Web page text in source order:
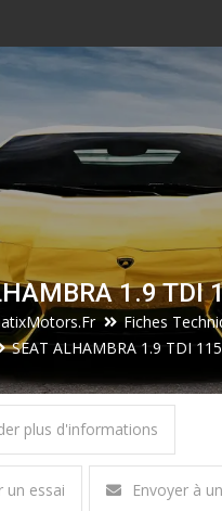
1.9 TDI
Fiches
SEAT ALHAMBRA 1.9 TDI
plus d'informations
un essai Envoyer à